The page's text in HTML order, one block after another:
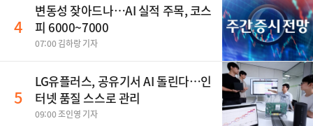
4
변동성 잦아드나…AI 실적 주목, 코스
피 6000~7000
07:00 김하랑 기자
5
LG유플러스, 공유기서 AI 돌린다…인
터넷 품질 스스로 관리
09:00 조인영 기자